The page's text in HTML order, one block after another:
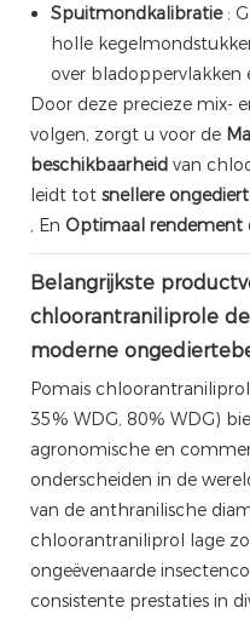
Spuitmondkalibratie :
holle
over bladoppervlakken
Door deze precieze mix-
volgen, zorgt u voor de
beschikbaarheid van
leidt tot snellere
, En Optimaal rendement
Belangrijkste
chloorantraniliprole
moderne
Pomais
35% WDG, 80% WDG)
agronomische en
onderscheiden in de
van de anthranilische
chloorantraniliprol lage
ongeëvenaarde
consistente prestaties in